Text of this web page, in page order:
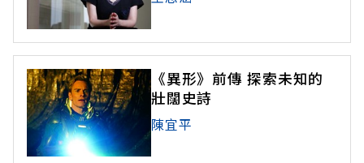
《異形》前傳 探索未知的
壯闊史詩
陳宜平